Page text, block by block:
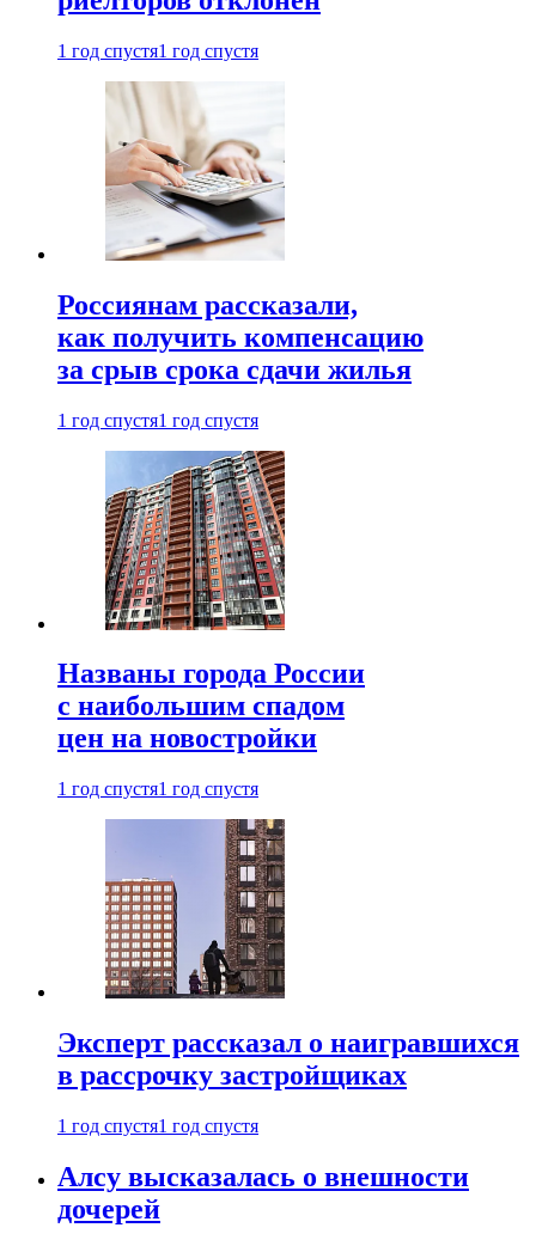
1 год спустя1 год спустя
Россиянам рассказали,
как получить компенсацию
за срыв срока сдачи жилья
1 год спустя1 год спустя
Названы города России
с наибольшим спадом
цен на новостройки
1 год спустя1 год спустя
Эксперт рассказал о наигравшихся
в рассрочку застройщиках
1 год спустя1 год спустя
Алсу высказалась о внешности
дочерей